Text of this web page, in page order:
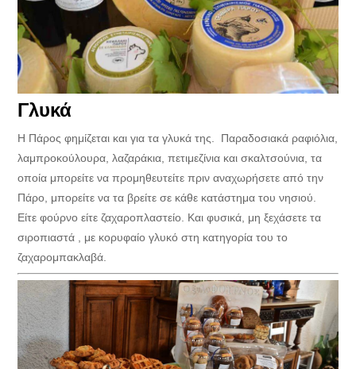
Γλυκά
Η Πάρος φημίζεται και για τα γλυκά της. Παραδοσιακά ραφιόλια,
λαμπροκούλουρα, λαζαράκια, πετιμεζίνια και σκαλτσούνια, τα
οποία μπορείτε να προμηθευτείτε πριν αναχωρήσετε από την
Πάρο, μπορείτε να τα βρείτε σε κάθε κατάστημα του νησιού.
Είτε φούρνο είτε ζαχαροπλαστείο. Και φυσικά, μη ξεχάσετε τα
σιροπιαστά , με κορυφαίο γλυκό στη κατηγορία του το
ζαχαρομπακλαβά.